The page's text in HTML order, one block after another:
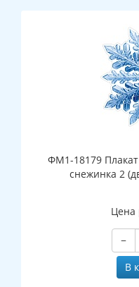
ФМ1-18179
снежинка 2
Цена
−
В